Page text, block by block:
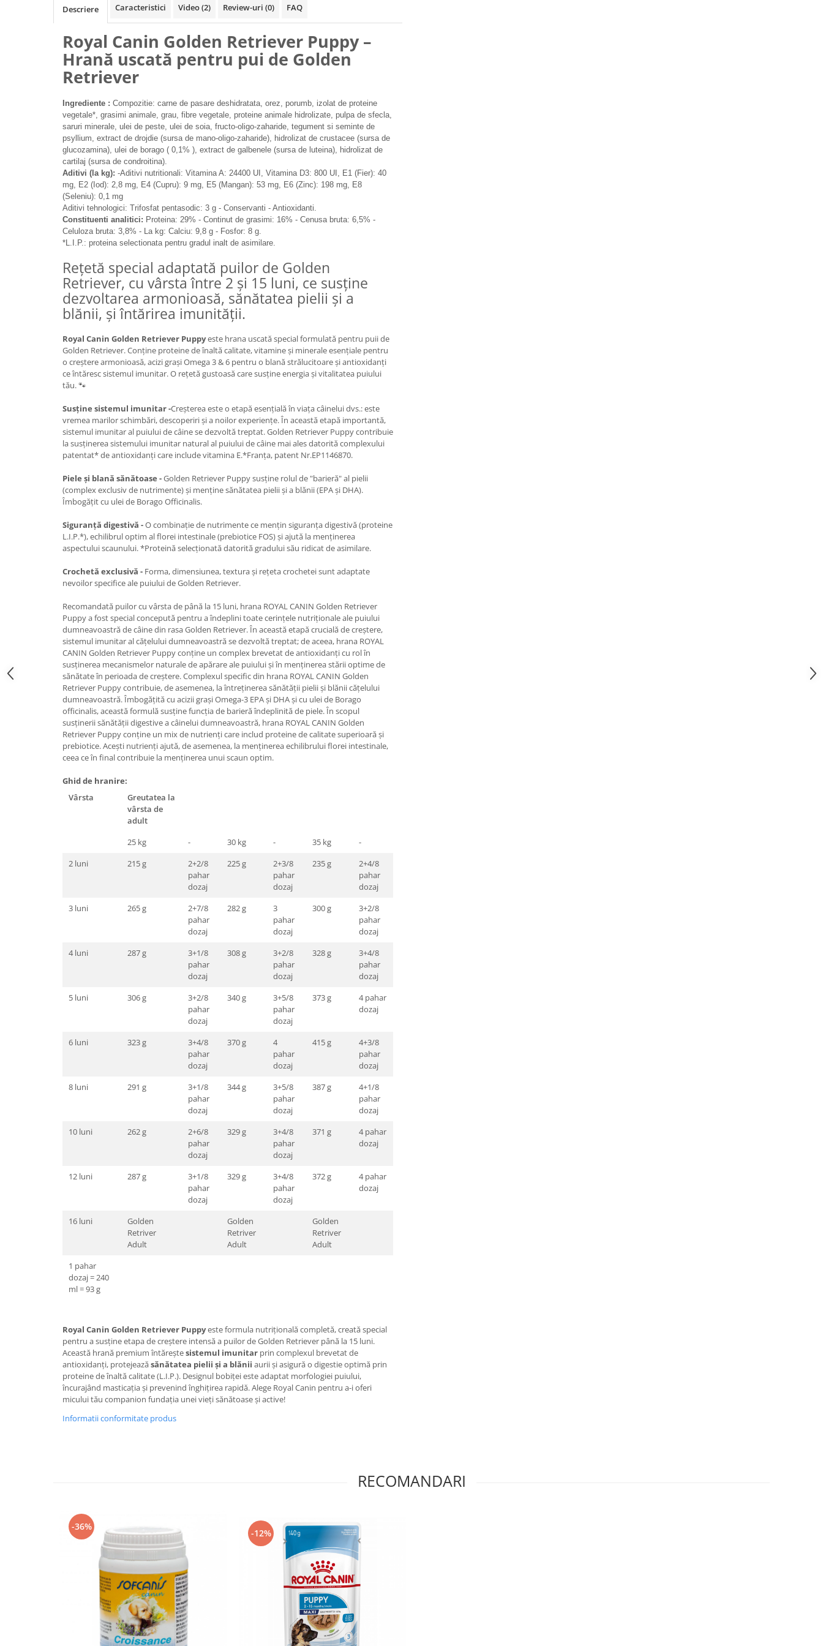
Filtru extern acvariu
Pompe aer acvariu
Pompa apa acvariu
Lampa pentru acvariu
Substrat acvariu
Sterilizator acvariu
Fertilizatori acvarii
Tratamente pesti acvariu
Furtune si conectori acvarii
Conditioneri apa acvariu
Medii filtrante
Decoruri si plante artificiale
Accesorii acvarii
Colivii pentru pasari
Igiena rozatoare
Hrana Rozatoare
Hrana reptile
Igiena reptile
Incalzitoare si pompe terarii
Solutii iluminat terarii
Suplimente vitamino minerale
Accesorii diverse terarii
Conditioner apa iaz
Hrana pesti iazuri
Descriere Caracteristici Video(2) Review-uri (0) FAQ
Royal Canin Golden Retriever Puppy –
Hrană uscată pentru pui de Golden
Retriever
Ingrediente : Compozitie: carne de pasare deshidratata, orez, porumb, izolat de proteine
vegetale*, grasimi animale, grau, fibre vegetale, proteine animale hidrolizate, pulpa de sfecla,
saruri minerale, ulei de peste, ulei de soia, fructo-oligo-zaharide, tegument si seminte de
psyllium, extract de drojdie (sursa de mano-oligo-zaharide), hidrolizat de crustacee (sursa de
glucozamina), ulei de borago ( 0,1% ), extract de galbenele (sursa de luteina), hidrolizat de
cartilaj (sursa de condroitina).
Aditivi (la kg): -Aditivi nutritionali: Vitamina A: 24400 UI, Vitamina D3: 800 UI, E1 (Fier): 40
mg, E2 (Iod): 2,8 mg, E4 (Cupru): 9 mg, E5 (Mangan): 53 mg, E6 (Zinc): 198 mg, E8
(Seleniu): 0,1 mg
Aditivi tehnologici: Trifosfat pentasodic: 3 g - Conservanti - Antioxidanti.
Constituenti analitici: Proteina: 29% - Continut de grasimi: 16% - Cenusa bruta: 6,5% -
Celuloza bruta: 3,8% - La kg: Calciu: 9,8 g - Fosfor: 8 g.
*L.I.P.: proteina selectionata pentru gradul inalt de asimilare.
Rețetă special adaptată puilor de Golden
Retriever, cu vârsta între 2 și 15 luni, ce susține
dezvoltarea armonioasă, sănătatea pielii și a
blănii, și întărirea imunității.
Royal Canin Golden Retriever Puppyeste hrana uscată special formulată pentru puii de
Golden Retriever. Conține proteine de înaltă calitate, vitamine și minerale esențiale pentru
o creștere armonioasă, acizi grași Omega 3 & 6 pentru o blană strălucitoare și antioxidanți
ce întăresc sistemul imunitar. O rețetă gustoasă care susține energia și vitalitatea puiului
tău. 🐾
Susține sistemul imunitar -Creșterea este o etapă esențială în viața câinelui dvs.: este
vremea marilor schimbări, descoperiri și a noilor experiențe. În această etapă importantă,
sistemul imunitar al puiului de câine se dezvoltă treptat. Golden Retriever Puppy contribuie
la susținerea sistemului imunitar natural al puiului de câine mai ales datorită complexului
patentat* de antioxidanți care include vitamina E.*Franţa, patent Nr.EP1146870.
Piele şi blană sănătoase -Golden Retriever Puppy susţine rolul de "barieră" al pielii
(complex exclusiv de nutrimente) şi menţine sănătatea pielii şi a blănii (EPA şi DHA).
Îmbogăţit cu ulei de Borago Officinalis.
Siguranță digestivă -O combinație de nutrimente ce mențin siguranța digestivă (proteine
L.I.P.*), echilibrul optim al florei intestinale (prebiotice FOS) și ajută la menținerea
aspectului scaunului. *Proteină selecționată datorită gradului său ridicat de asimilare.
Crochetă exclusivă - Forma, dimensiunea, textura şi rețeta crochetei sunt adaptate
nevoilor specifice ale puiului de Golden Retriever.
Recomandată puilor cu vârsta de până la 15 luni, hrana ROYAL CANIN Golden Retriever
Puppy a fost special concepută pentru a îndeplini toate cerințele nutriționale ale puiului
dumneavoastră de câine din rasa Golden Retriever. În această etapă crucială de creștere,
sistemul imunitar al cățelului dumneavoastră se dezvoltă treptat; de aceea, hrana ROYAL
CANIN Golden Retriever Puppy conține un complex brevetat de antioxidanți cu rol în
susținerea mecanismelor naturale de apărare ale puiului și în menținerea stării optime de
sănătate în perioada de creștere. Complexul specific din hrana ROYAL CANIN Golden
Retriever Puppy contribuie, de asemenea, la întreținerea sănătății pielii și blănii cățelului
dumneavoastră. Îmbogățită cu acizii grași Omega-3 EPA și DHA și cu ulei de Borago
officinalis, această formulă susține funcția de barieră îndeplinită de piele. În scopul
susținerii sănătății digestive a câinelui dumneavoastră, hrana ROYAL CANIN Golden
Retriever Puppy conține un mix de nutrienți care includ proteine de calitate superioară și
prebiotice. Acești nutrienți ajută, de asemenea, la menținerea echilibrului florei intestinale,
ceea ce în final contribuie la menținerea unui scaun optim.
Ghid de hranire:
Vârsta
Greutatea la
vârsta de
adult
25 kg
- 30 kg - 35 kg
-
2 luni
215 g
2+2/8
pahar
dozaj
225 g
2+3/8
pahar
dozaj
235 g
2+4/8
pahar
dozaj
3 luni
265 g
2+7/8
pahar
dozaj
282 g
3
pahar
dozaj
300 g
3+2/8
pahar
dozaj
4 luni
287 g
3+1/8
pahar
dozaj
308 g
3+2/8
pahar
dozaj
328 g
3+4/8
pahar
dozaj
5 luni
306 g
3+2/8
pahar
dozaj
340 g
3+5/8
pahar
dozaj
373 g
4 pahar
dozaj
6 luni 323 g
3+4/8
pahar
dozaj
370 g
4
pahar
dozaj
415 g
4+3/8
pahar
dozaj
8 luni
291 g
3+1/8
pahar
dozaj
344 g
3+5/8
pahar
dozaj
387 g
4+1/8
pahar
dozaj
10 luni
262 g
2+6/8
pahar
dozaj
329 g
3+4/8
pahar
dozaj
371 g
4 pahar
dozaj
12 luni 287 g
3+1/8
pahar
dozaj
329 g
3+4/8
pahar
dozaj
372 g
4 pahar
dozaj
16 luni
Golden
Retriver
Adult
Golden
Retriver
Adult
Golden
Retriver
Adult
1 pahar
dozaj = 240
ml = 93 g
Royal Canin Golden Retriever Puppyeste formula nutrițională completă, creată special
pentru a susține etapa de creștere intensă a puilor de Golden Retriever până la 15 luni.
Această hrană premium întăreștesistemul imunitar prin complexul brevetat de
antioxidanți, protejeazăsănătatea pielii și a blănii aurii și asigură o digestie optimă prin
proteine de înaltă calitate (L.I.P.). Designul bobiței este adaptat morfologiei puiului,
încurajând masticația și prevenind înghițirea rapidă. Alege Royal Canin pentru a-i oferi
micului tău companion fundația unei vieți sănătoase și active!
Informatii conformitate produs
RECOMANDARI
-36%
-12%